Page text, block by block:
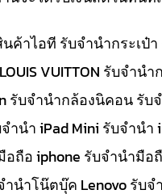
ค้าไอที รับจำนำกระเป๋
VUITTON รับจำ
รับจำนำกล้องนิคอน รับ
ำนำ iPad Mini รับจำน
ถือ iphone รับจำนำมื
นำโน๊ตบุ๊ค Lenovo รับ